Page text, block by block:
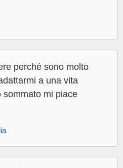
perché sono molto
a una vita
sommato mi piace